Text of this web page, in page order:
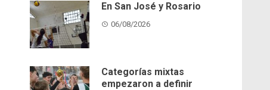
En San José y Rosario
06/08/2026
Categorías mixtas
empezaron a definir